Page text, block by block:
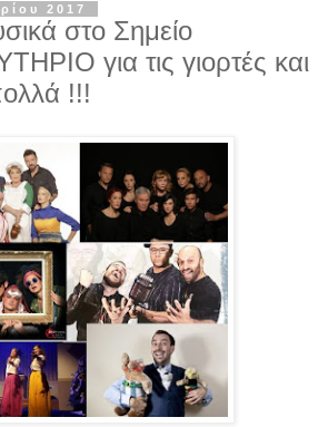
2017
στο Σημείο
για τις γιορτές και
!!!